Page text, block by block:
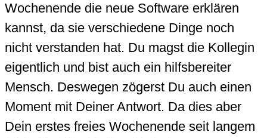
Wochenende die neue Software erklären
kannst, da sie verschiedene Dinge noch
nicht verstanden hat. Du magst die Kollegin
eigentlich und bist auch ein hilfsbereiter
Mensch. Deswegen zögerst Du auch einen
Moment mit Deiner Antwort. Da dies aber
Dein erstes freies Wochenende seit langem